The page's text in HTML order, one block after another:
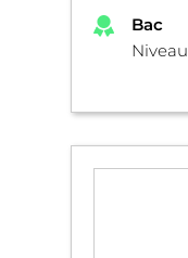
Bac
Niveau